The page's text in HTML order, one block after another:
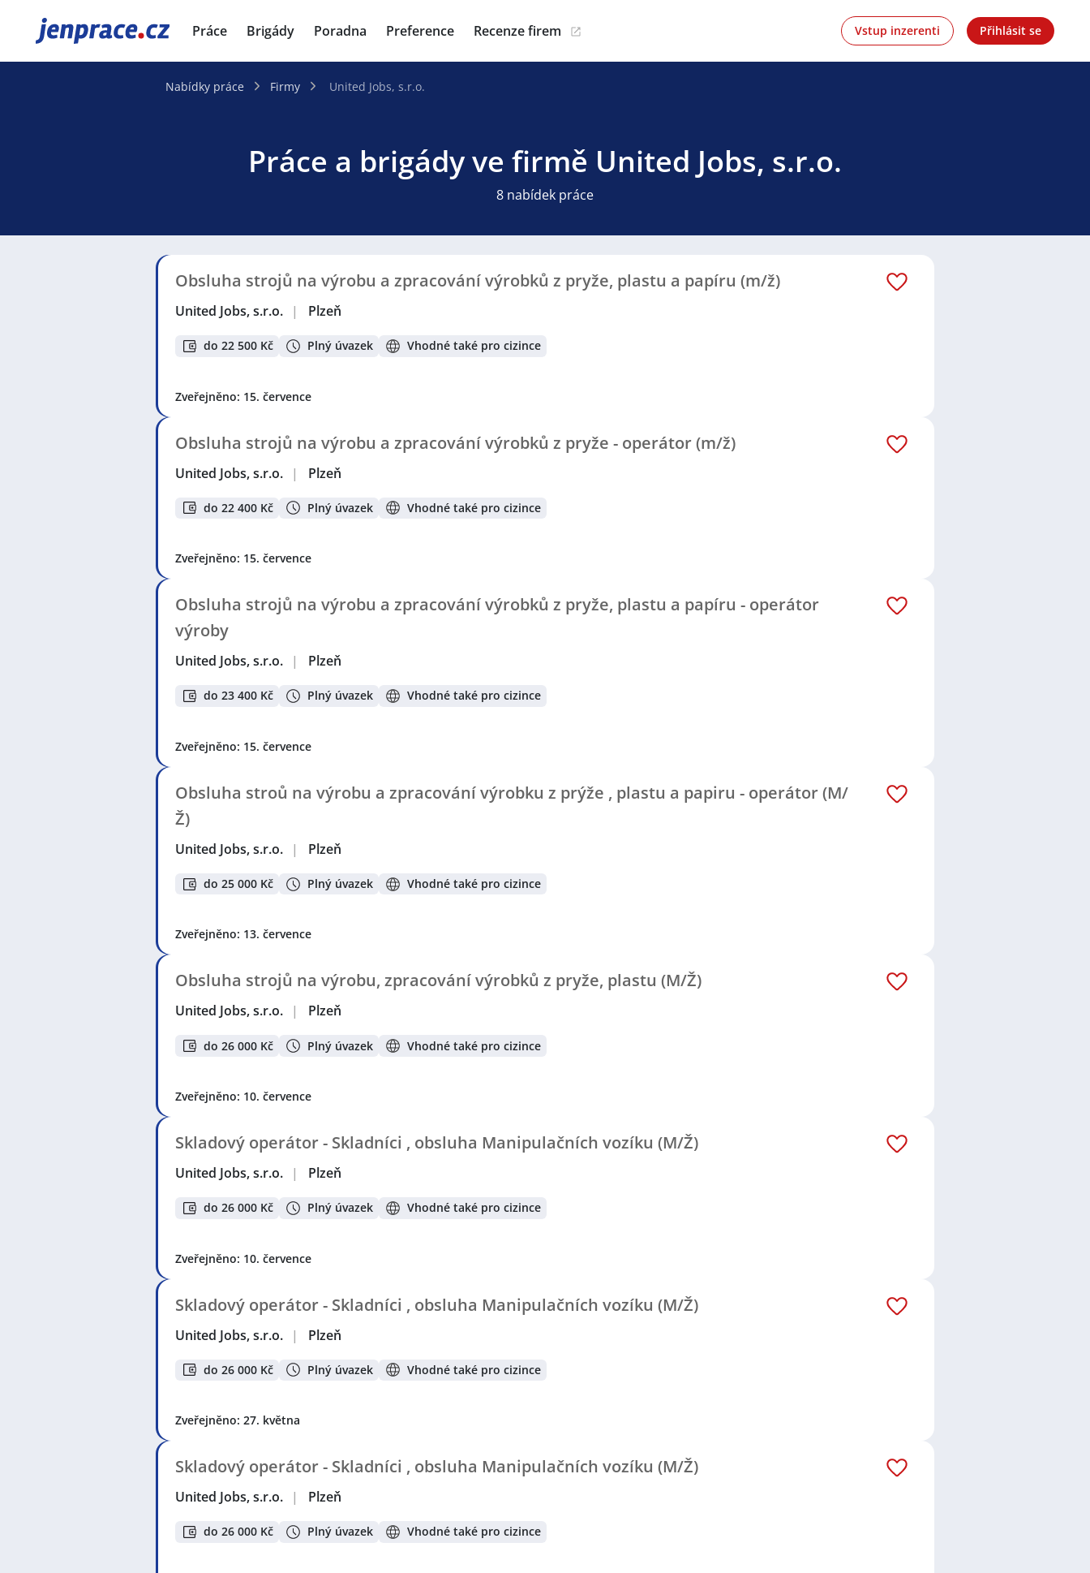
JenPráce.cz Práce Brigády Poradna Preference Recenze firem Vstup inzerenti Přihlásit se
Nabídky práce Firmy United Jobs, s.r.o.
Práce a brigády ve firmě United Jobs, s.r.o.
8 nabídek práce
Obsluha strojů na výrobu a zpracování výrobků z pryže, plastu a papíru (m/ž)
United Jobs, s.r.o. | Plzeň
do 22 500 Kč Plný úvazek Vhodné také pro cizince
Zveřejněno: 15. července
Obsluha strojů na výrobu a zpracování výrobků z pryže - operátor (m/ž)
United Jobs, s.r.o. | Plzeň
do 22 400 Kč Plný úvazek Vhodné také pro cizince
Zveřejněno: 15. července
Obsluha strojů na výrobu a zpracování výrobků z pryže, plastu a papíru - operátor
výroby
United Jobs, s.r.o. | Plzeň
do 23 400 Kč Plný úvazek Vhodné také pro cizince
Zveřejněno: 15. července
Obsluha stroů na výrobu a zpracování výrobku z prýže , plastu a papiru - operátor (M/
Ž)
United Jobs, s.r.o. | Plzeň
do 25 000 Kč Plný úvazek Vhodné také pro cizince
Zveřejněno: 13. července
Obsluha strojů na výrobu, zpracování výrobků z pryže, plastu (M/Ž)
United Jobs, s.r.o. | Plzeň
do 26 000 Kč Plný úvazek Vhodné také pro cizince
Zveřejněno: 10. července
Skladový operátor - Skladníci , obsluha Manipulačních vozíku (M/Ž)
United Jobs, s.r.o. | Plzeň
do 26 000 Kč Plný úvazek Vhodné také pro cizince
Zveřejněno: 10. července
Skladový operátor - Skladníci , obsluha Manipulačních vozíku (M/Ž)
United Jobs, s.r.o. | Plzeň
do 26 000 Kč Plný úvazek Vhodné také pro cizince
Zveřejněno: 27. května
Skladový operátor - Skladníci , obsluha Manipulačních vozíku (M/Ž)
United Jobs, s.r.o. | Plzeň
do 26 000 Kč Plný úvazek Vhodné také pro cizince